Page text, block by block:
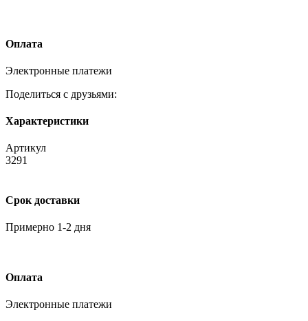
Оплата
Электронные платежи
Поделиться с друзьями:
Характеристики
Артикул
3291
Срок доставки
Примерно 1-2 дня
Оплата
Электронные платежи